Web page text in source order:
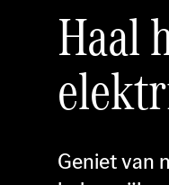
Haal
Geniet van